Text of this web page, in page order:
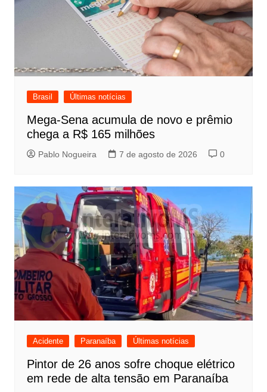
Brasil Últimas notícias
Mega-Sena acumula de novo e prêmio
chega a R$ 165 milhões
Pablo Nogueira 7 de agosto de 2026 0
Acidente Paranaíba Últimas notícias
Pintor de 26 anos sofre choque elétrico
em rede de alta tensão em Paranaíba